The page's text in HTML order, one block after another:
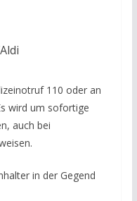
110 oder an
wird um sofortige
auch bei
in der Gegend